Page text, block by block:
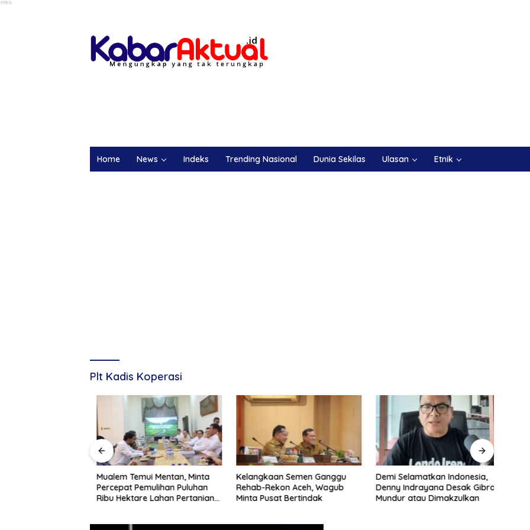
Home News Indeks Trending Nasional Dunia Sekilas Ulasan Etnik
Plt Kadis Koperasi
Mualem Temui Mentan, Minta
Percepat Pemulihan Puluhan
Ribu Hektare Lahan Pertanian
Kelangkaan Semen Ganggu
Rehab-Rekon Aceh, Wagub
Minta Pusat Bertindak
Demi Selamatkan Indonesia,
Denny Indrayana Desak Gibran
Mundur atau Dimakzulkan
dan